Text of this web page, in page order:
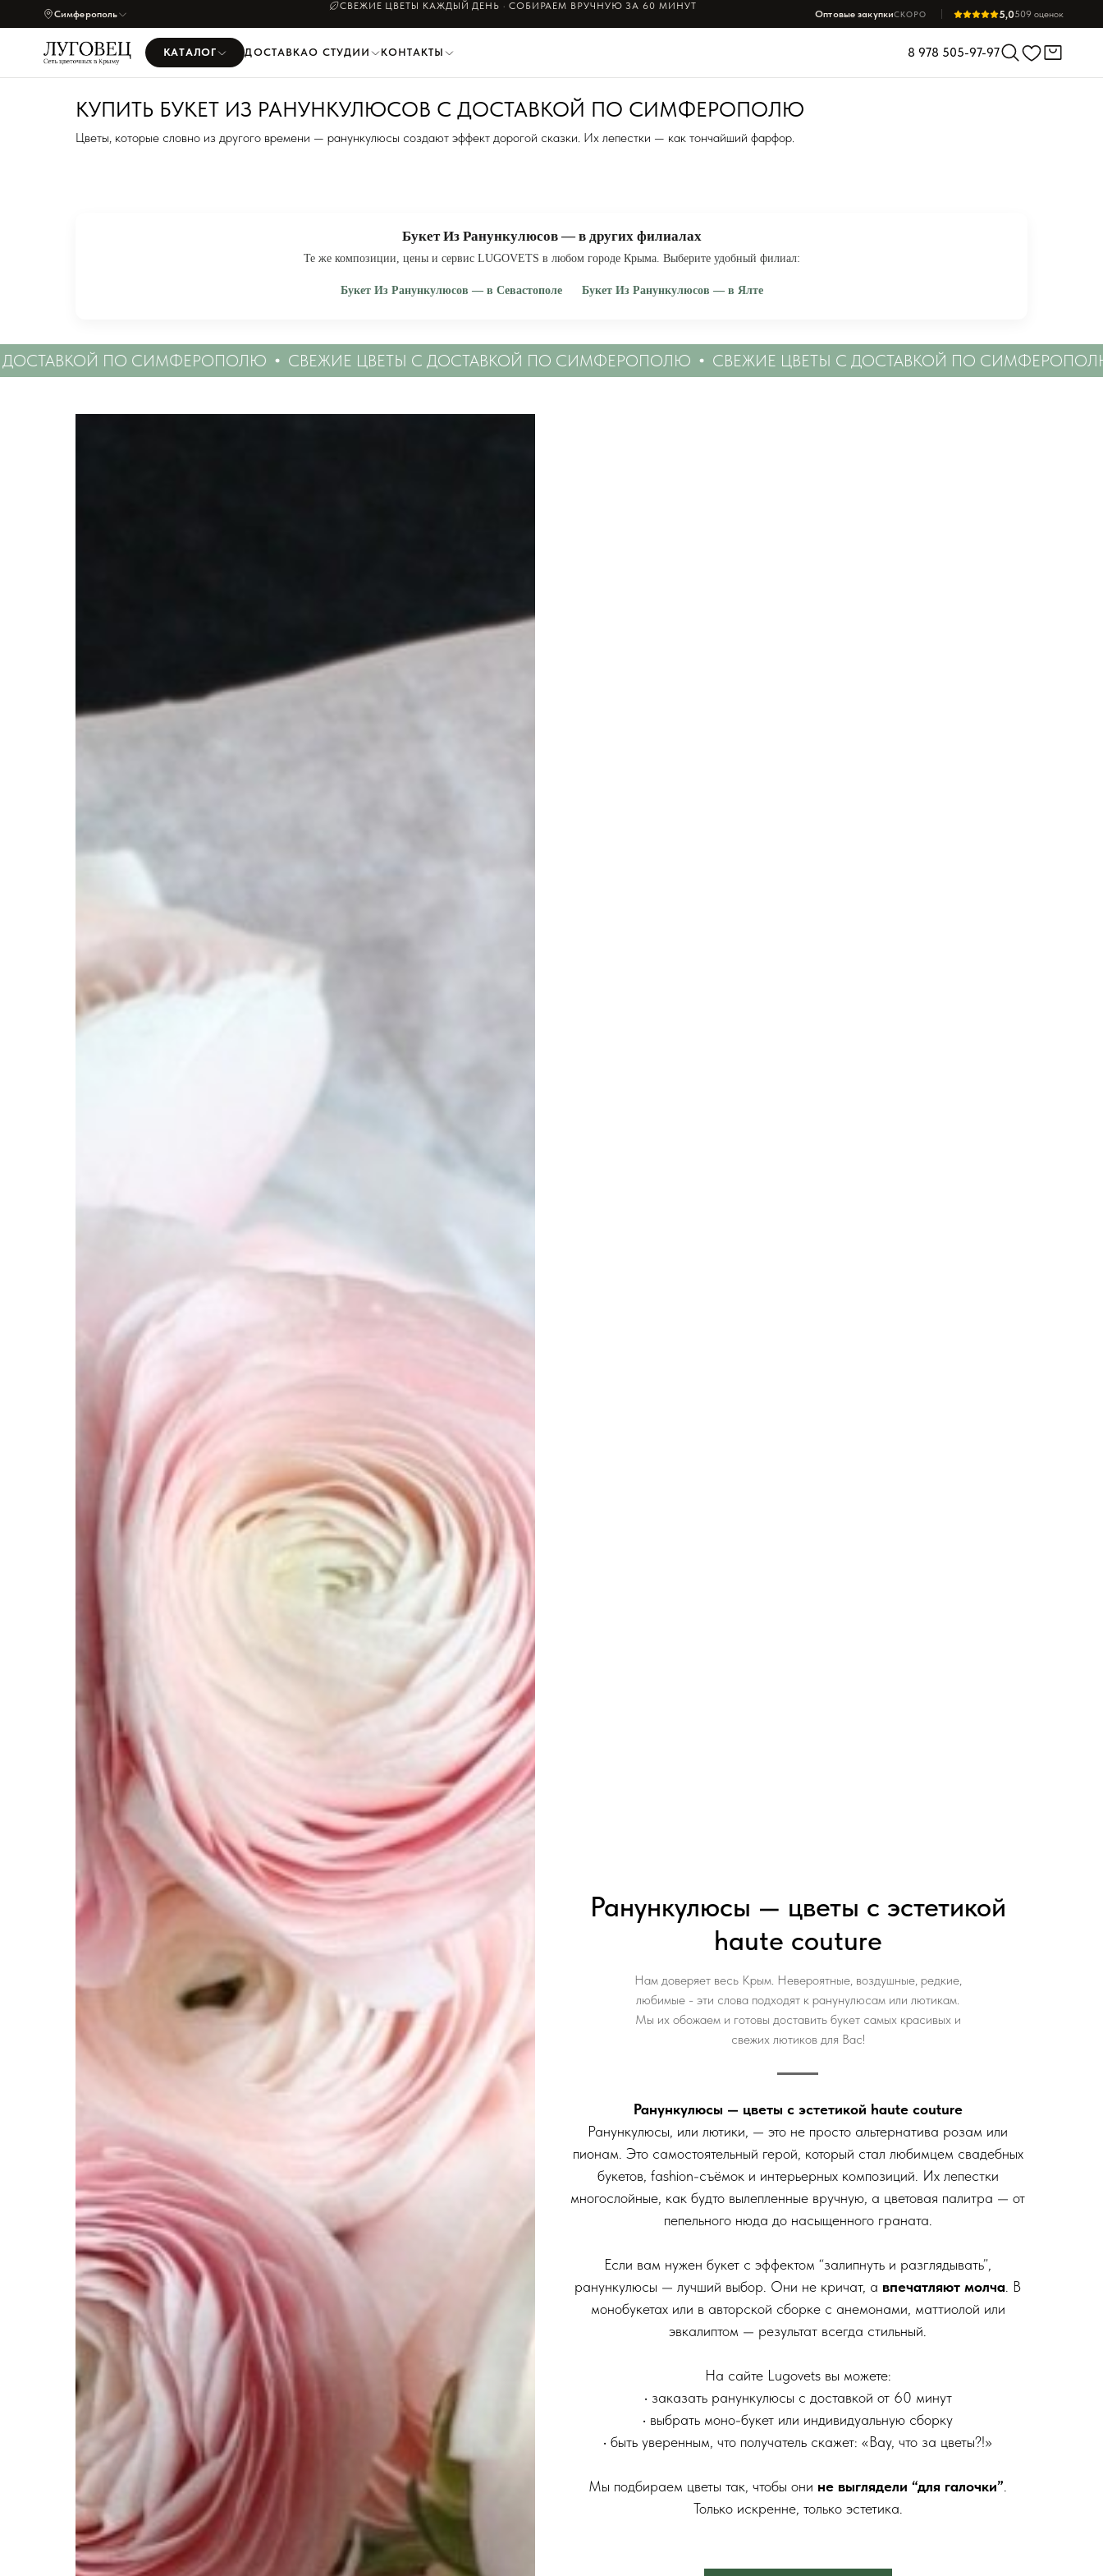
Симферополь
СВЕЖИЕ ЦВЕТЫ КАЖДЫЙ ДЕНЬ · СОБИРАЕМ ВРУЧНУЮ ЗА 60 МИНУТ
Оптовые закупкиСКОРО 5,0509 оценок
КАТАЛОГ ДОСТАВКАО СТУДИИ КОНТАКТЫ 8 978 505-97-97
КУПИТЬ БУКЕТ ИЗ РАНУНКУЛЮСОВ С ДОСТАВКОЙ ПО СИМФЕРОПОЛЮ
Цветы, которые словно из другого времени — ранункулюсы создают эффект дорогой сказки. Их лепестки — как тончайший фарфор.
Букет Из Ранункулюсов — в других филиалах
Те же композиции, цены и сервис LUGOVETS в любом городе Крыма. Выберите удобный филиал:
Букет Из Ранункулюсов — в Севастополе
· купить букет из ранункулюсов в СевастополеБукет Из Ранункулюсов — в Ялте
· купить букет из ранункулюсов в Ялте
ПО СИМФЕРОПОЛЮ СВЕЖИЕ ЦВЕТЫ С ДОСТАВКОЙ ПО СИМФЕРОПОЛЮ СВЕЖИЕ ЦВЕТЫ С ДОСТАВКОЙ ПО СИМФЕРОПОЛЮ
Ранункулюсы — цветы с эстетикой
haute couture
Нам доверяет весь Крым. Невероятные, воздушные, редкие,
любимые - эти слова подходят к ранунулюсам или лютикам.
Мы их обожаем и готовы доставить букет самых красивых и
свежих лютиков для Вас!
Ранункулюсы — цветы с эстетикой haute couture
Ранункулюсы, или лютики, — это не просто альтернатива розам или
пионам. Это самостоятельный герой, который стал любимцем свадебных
букетов, fashion-съёмок и интерьерных композиций. Их лепестки
многослойные, как будто вылепленные вручную, а цветовая палитра — от
пепельного нюда до насыщенного граната.
Если вам нужен букет с эффектом “залипнуть и разглядывать”,
ранункулюсы — лучший выбор. Они не кричат, а впечатляют молча . В
монобукетах или в авторской сборке с анемонами, маттиолой или
эвкалиптом — результат всегда стильный.
На сайте Lugovets вы можете:
• заказать ранункулюсы с доставкой от 60 минут
• выбрать моно-букет или индивидуальную сборку
• быть уверенным, что получатель скажет: «Вау, что за цветы?!»
Мы подбираем цветы так, чтобы они не выглядели “для галочки”
Только искренне, только эстетика.